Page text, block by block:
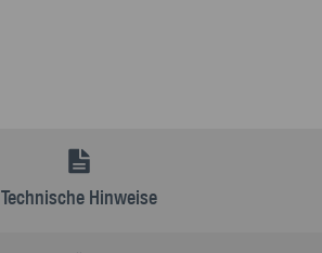
Technische Hinweise